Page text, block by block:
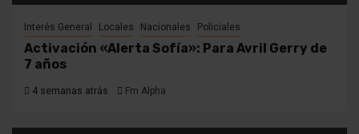
Interés General Locales Nacionales Policiales
Activación «Alerta Sofía»: Para Avril Gerry de
7 años
4 semanas atrás Fm Alpha